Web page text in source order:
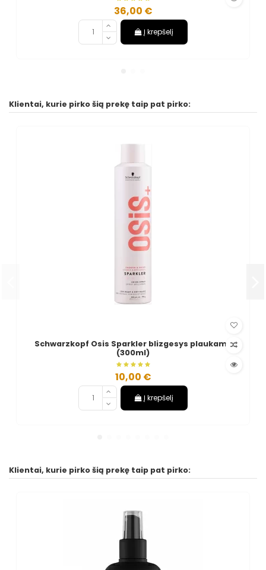
36,00 €
Į krepšelį
Klientai, kurie pirko šią prekę taip pat pirko:
Schwarzkopf Osis Sparkler blizgesys plaukams
(300ml)
10,00 €
Į krepšelį
Klientai, kurie pirko šią prekę taip pat pirko: